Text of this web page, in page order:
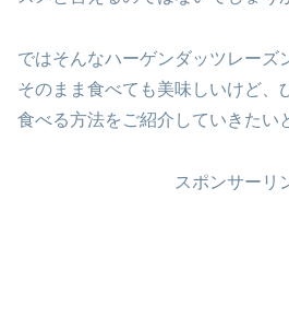
ではそんなハーゲンダッツレーズ
そのまま食べても美味しいけど、
食べる方法をご紹介していきたい
スポンサーリ